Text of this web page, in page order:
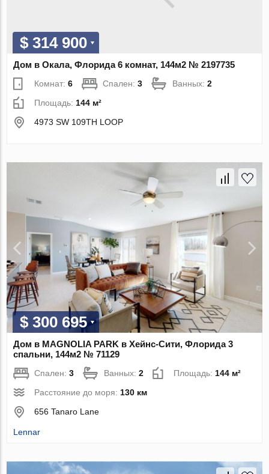
$ 314 900
Дом в Окала, Флорида 6 комнат, 144м2 № 2197735
Комнат:6 Спален:3 Ванных:2
Площадь:144 м²
4973 SW 109TH LOOP
$ 300 695
Дом в MAGNOLIA PARK в Хейнс-Сити, Флорида 3
спальни, 144м2 № 71129
Спален:3 Ванных:2 Площадь: 144 м²
Расстояние до моря: 130 км
656 Tanaro Lane
Lennar